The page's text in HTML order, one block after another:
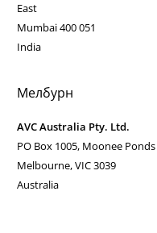
East
Mumbai 400 051
India
Мелбурн
AVC Australia Pty. Ltd.
PO Box 1005, Moonee Ponds
Melbourne, VIC 3039
Australia